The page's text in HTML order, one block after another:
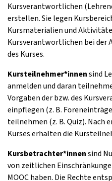
Kursverantwortlichen
erstellen. Sie legen
Kursmaterialien und
Kursverantwortlichen bei der
des Kurses.
Kursteilnehmer*innensind
anmelden und daran
Vorgaben der bzw. des
einpflegen (z. B.
teilnehmen (z. B. Quiz). Nach
Kurses erhalten die
Kursbetrachter*innensind
von zeitlichen
MOOC haben. Die Rechte